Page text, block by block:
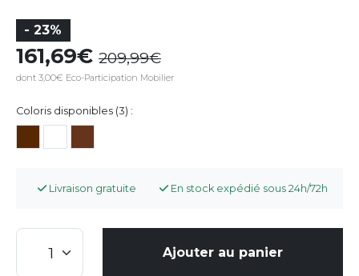
- 23%
161,69 209,99
dont 3,00€ Eco-Participation Mobilier
Coloris disponibles (3) :
Livraison gratuite En stock expédié sous 24h/72h
Ajouter au panier